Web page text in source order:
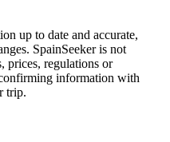
up to date and accurate,
SpainSeeker is not
prices, regulations or
information with
trip.